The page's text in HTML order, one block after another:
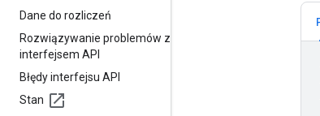
Dane do rozliczeń
Rozwiązywanie problemów z
interfejsem API
Błędy interfejsu API
Stan